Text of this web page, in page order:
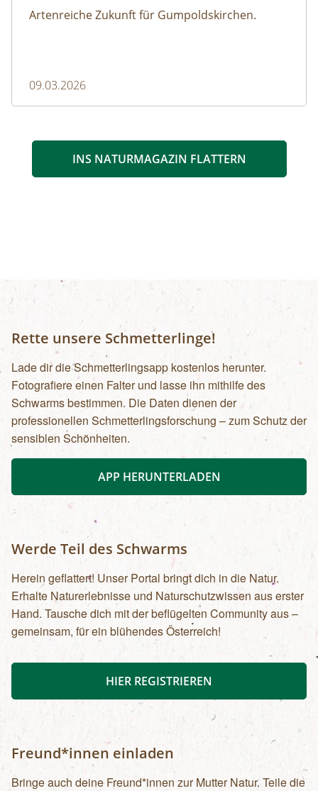
Artenreiche Zukunft für Gumpoldskirchen.
09.03.2026
INS NATURMAGAZIN FLATTERN
Rette unsere Schmetterlinge!
Lade dir die Schmetterlingsapp kostenlos herunter.
Fotografiere einen Falter und lasse ihn mithilfe des
Schwarms bestimmen. Die Daten dienen der
professionellen Schmetterlingsforschung – zum Schutz der
sensiblen Schönheiten.
APP HERUNTERLADEN
Werde Teil des Schwarms
Herein geflattert! Unser Portal bringt dich in die Natur.
Erhalte Naturerlebnisse und Naturschutzwissen aus erster
Hand. Tausche dich mit der beflügelten Community aus –
gemeinsam, für ein blühendes Österreich!
HIER REGISTRIEREN
Freund*innen einladen
Bringe auch deine Freund*innen zur Mutter Natur. Teile die